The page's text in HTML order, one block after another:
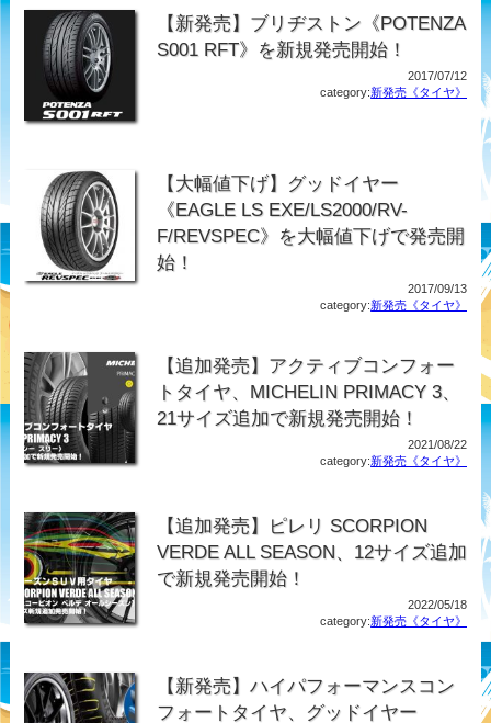
【新発売】ブリヂストン《POTENZA
S001 RFT》を新規発売開始！
2017/07/12
category:新発売《タイヤ》
【大幅値下げ】グッドイヤー
《EAGLE LS EXE/LS2000/RV-
F/REVSPEC》を大幅値下げで発売開
始！
2017/09/13
category:新発売《タイヤ》
【追加発売】アクティブコンフォー
トタイヤ、MICHELIN PRIMACY 3、
21サイズ追加で新規発売開始！
2021/08/22
category:新発売《タイヤ》
【追加発売】ピレリ SCORPION
VERDE ALL SEASON、12サイズ追加
で新規発売開始！
2022/05/18
category:新発売《タイヤ》
【新発売】ハイパフォーマンスコン
フォートタイヤ、グッドイヤー